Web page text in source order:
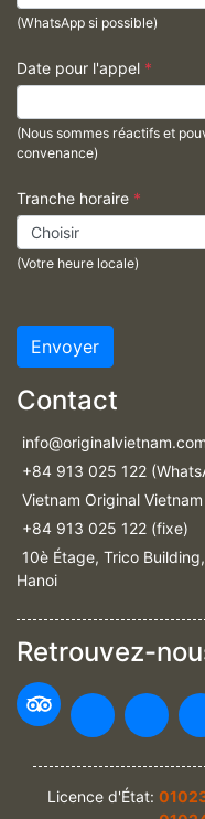
(WhatsApp si possible)
Date pour l'appel *
(Nous sommes réactifs et
convenance)
Tranche horaire *
(Votre heure locale)
Envoyer
Contact
info@originalvietnam.com
+84 913 025 122
Vietnam Original
+84 913 025 122 (fixe)
10è Étage, Trico
Hanoi
Retrouvez-
Licence d'État: